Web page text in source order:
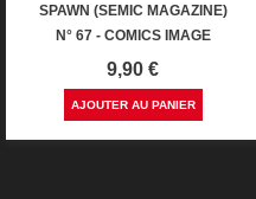
SPAWN (SEMIC MAGAZINE)
N° 67 - COMICS IMAGE
Prix
9,90 €
AJOUTER AU PANIER